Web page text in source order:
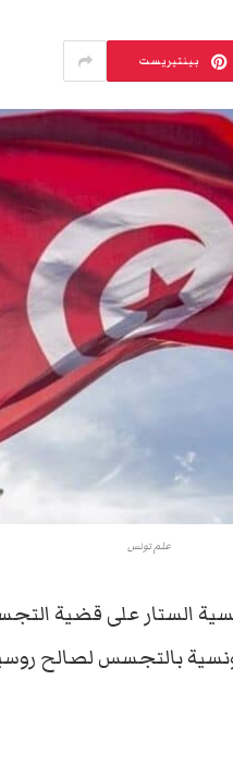
بينتيريست
علم تونس
الستار على قضية
بالتجسس لصالح